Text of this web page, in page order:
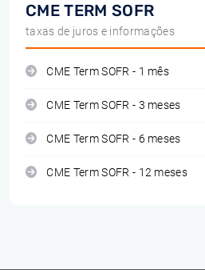
CME TERM SOFR
taxas de juros e informações
CME Term SOFR - 1 mês
CME Term SOFR - 3 meses
CME Term SOFR - 6 meses
CME Term SOFR - 12 meses